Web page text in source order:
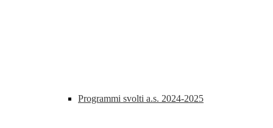
Programmi svolti a.s. 2024-2025